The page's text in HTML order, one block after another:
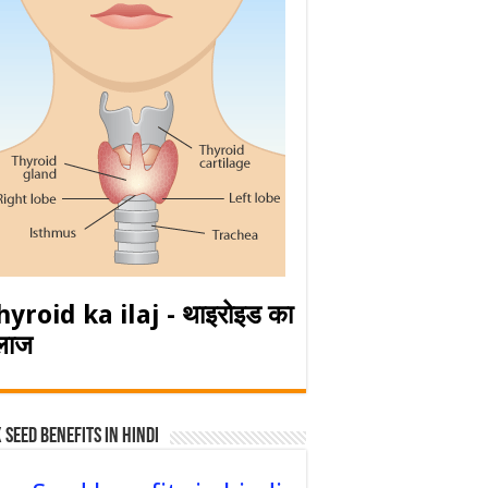
ka ilaj - थाइरोइड का
Seed Benefits in hindi